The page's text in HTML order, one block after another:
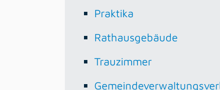
Praktika
Rathausgebäude
Trauzimmer